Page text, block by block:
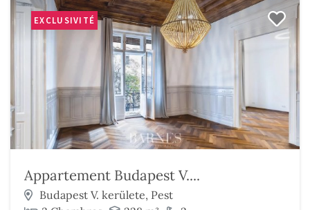
EXCLUSIVITÉ
Appartement Budapest V....
Budapest V. kerülete, Pest